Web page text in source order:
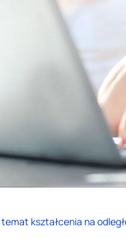
kształcenia na